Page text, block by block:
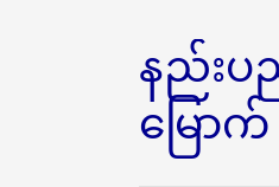
နည်း
မြေ